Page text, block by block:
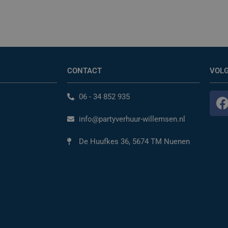
CONTACT
06 - 34 852 935
info@partyverhuur-willemsen.nl
De Huufkes 36, 5674 TM Nuenen
F
a